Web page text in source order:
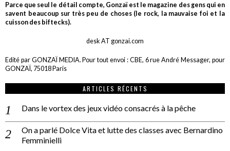
Parce que seul le détail compte, Gonzaï est le magazine des gens qui en
savent beaucoup sur très peu de choses (le rock, la mauvaise foi et la
cuisson des biftecks).
desk AT gonzai.com
Edité par GONZAÏ MEDIA. Pour tout envoi : CBE, 6 rue André Messager, pour
GONZAÏ, 75018 Paris
ARTICLES RÉCENTS
Dans le vortex des jeux vidéo consacrés à la pêche
On a parlé Dolce Vita et lutte des classes avec Bernardino
Femminielli